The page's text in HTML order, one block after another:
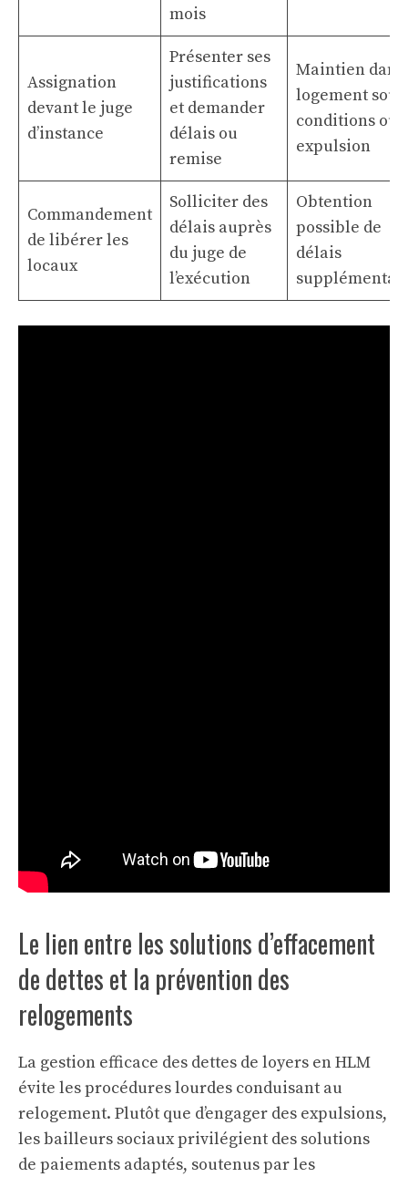
mois
Assignation
devant le juge
d’instance
Présenter ses
justifications
et demander
délais ou
remise
Maintien dans
logement sous
conditions ou
expulsion
Commandement
de libérer les
locaux
Solliciter des
délais auprès
du juge de
l’exécution
Obtention
possible de
délais
Le lien entre les solutions d’effacement
de dettes et la prévention des
relogements
La gestion efficace des dettes de loyers en HLM
évite les procédures lourdes conduisant au
relogement. Plutôt que d’engager des expulsions,
les bailleurs sociaux privilégient des solutions
de paiements adaptés, soutenus par les